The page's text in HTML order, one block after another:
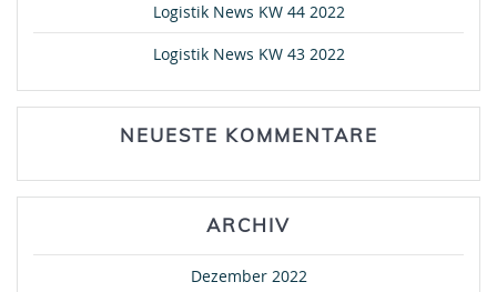
Logistik News KW 44 2022
Logistik News KW 43 2022
NEUESTE KOMMENTARE
ARCHIV
Dezember 2022